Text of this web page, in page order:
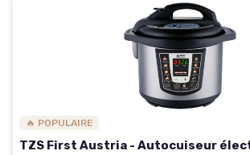
🔥 POPULAIRE
TZS First Austria - Autocuiseur